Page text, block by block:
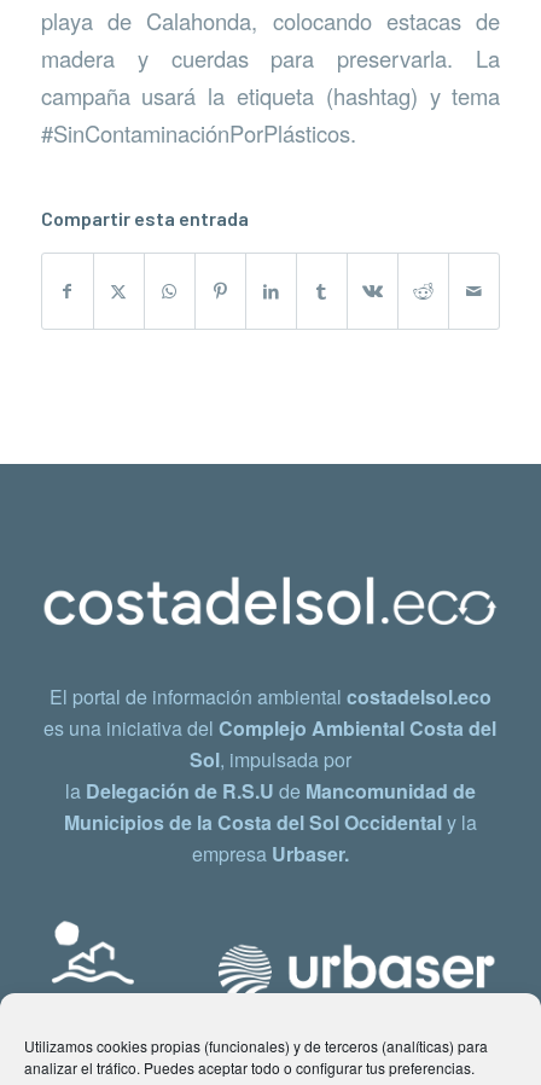
Utilizamos cookies propias (funcionales) y de terceros (analíticas) para
analizar el tráfico. Puedes aceptar todo o configurar tus preferencias.
playa de Calahonda, colocando estacas de
madera y cuerdas para preservarla. La
campaña usará la etiqueta (hashtag) y tema
#SinContaminaciónPorPlásticos.
Compartir esta entrada
El portal de información ambiental costadelsol.eco
es una iniciativa delComplejo Ambiental Costa del
Sol, impulsada por
la Delegación de R.S.U de Mancomunidad de
Municipios de la Costa del Sol Occidentaly la
empresa Urbaser.